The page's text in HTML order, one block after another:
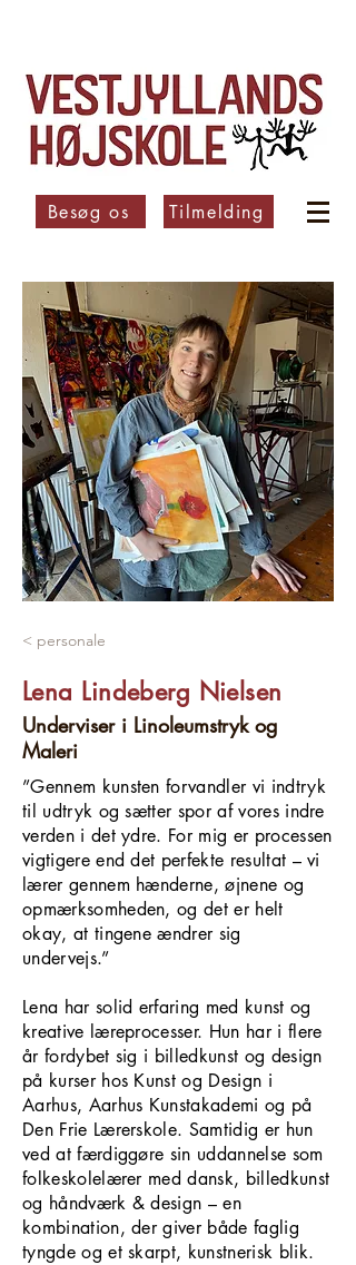
Besøg os Tilmelding
< personale
Lena Lindeberg Nielsen
Underviser i Linoleumstryk og
Maleri
”Gennem kunsten forvandler vi indtryk
til udtryk og sætter spor af vores indre
verden i det ydre. For mig er processen
vigtigere end det perfekte resultat – vi
lærer gennem hænderne, øjnene og
opmærksomheden, og det er helt
okay, at tingene ændrer sig
undervejs.”
Lena har solid erfaring med kunst og
kreative læreprocesser. Hun har i flere
år fordybet sig i billedkunst og design
på kurser hos Kunst og Design i
Aarhus, Aarhus Kunstakademi og på
Den Frie Lærerskole. Samtidig er hun
ved at færdiggøre sin uddannelse som
folkeskolelærer med dansk, billedkunst
og håndværk & design – en
kombination, der giver både faglig
tyngde og et skarpt, kunstnerisk blik.